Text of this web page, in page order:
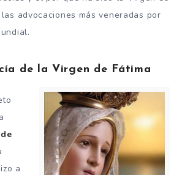
advocaciones más veneradas por
de la Virgen de Fátima
a